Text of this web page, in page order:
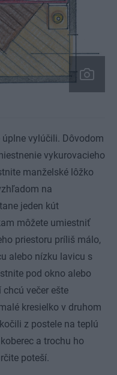
vylúčili. Dôvodom
vykurovacieho
manželské lôžko
na
jeden kút
môžete umiestniť
priestoru príliš málo,
alebo nízku lavicu s
pod okno alebo
večer ešte
kresielko v druhom
z postele na teplú
a trochu ho
poteší.